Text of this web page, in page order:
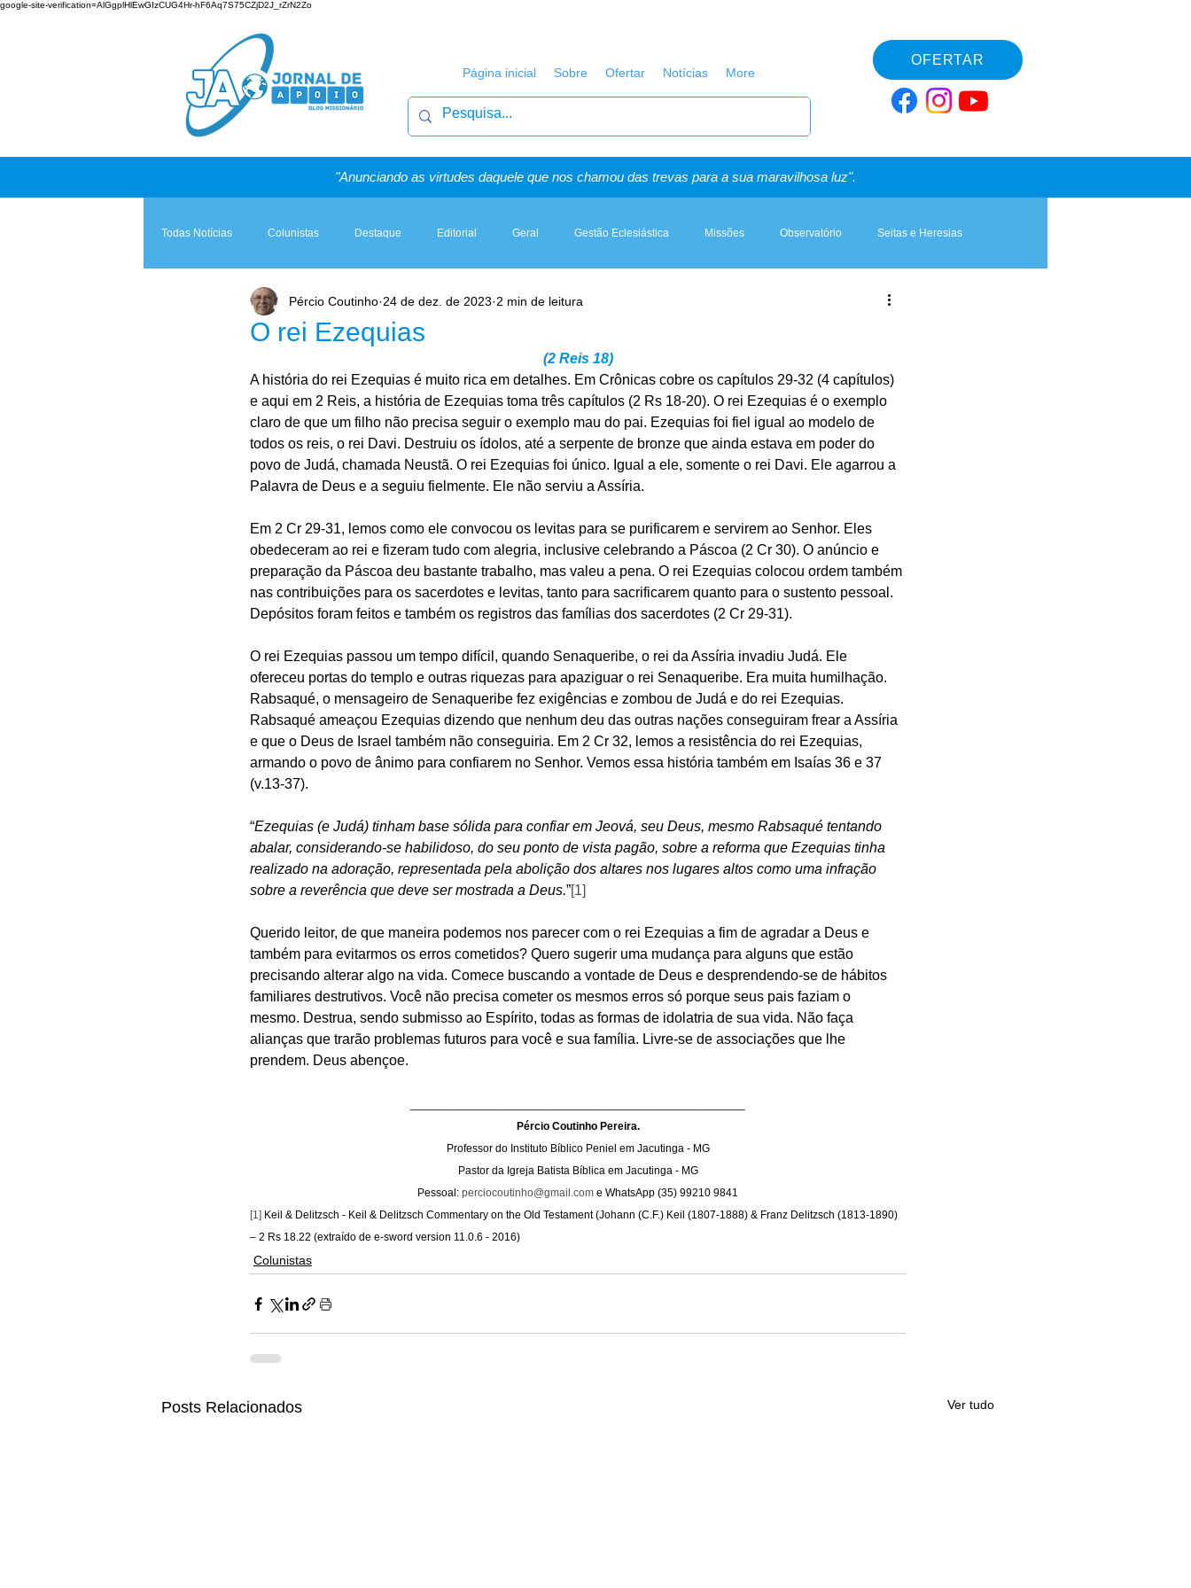
google-site-verification=AlGgplHlEwGIzCUG4Hr-hF6Aq7S75CZjD2J_rZrN2Zo
Página inicial Sobre Ofertar Notícias More
OFERTAR
"Anunciando as virtudes daquele que nos chamou das trevas para a sua maravilhosa luz".
Todas Notícias Colunistas Destaque Editorial Geral Gestão Eclesiástica Missões Observatório Seitas e Heresias
Teologia & Prática A Igreja e a Lei Artigos, Sermões & Esboços
O rei Ezequias
Pércio Coutinho 24 de dez. de 2023 2 min de leitura
(2 Reis 18)
A história do rei Ezequias é muito rica em detalhes. Em Crônicas cobre os capítulos 29-32 (4 capítulos)
e aqui em 2 Reis, a história de Ezequias toma três capítulos (2 Rs 18-20). O rei Ezequias é o exemplo
claro de que um filho não precisa seguir o exemplo mau do pai. Ezequias foi fiel igual ao modelo de
todos os reis, o rei Davi. Destruiu os ídolos, até a serpente de bronze que ainda estava em poder do
povo de Judá, chamada Neustã. O rei Ezequias foi único. Igual a ele, somente o rei Davi. Ele agarrou a
Palavra de Deus e a seguiu fielmente. Ele não serviu a Assíria.
Em 2 Cr 29-31, lemos como ele convocou os levitas para se purificarem e servirem ao Senhor. Eles
obedeceram ao rei e fizeram tudo com alegria, inclusive celebrando a Páscoa (2 Cr 30). O anúncio e
preparação da Páscoa deu bastante trabalho, mas valeu a pena. O rei Ezequias colocou ordem também
nas contribuições para os sacerdotes e levitas, tanto para sacrificarem quanto para o sustento pessoal.
Depósitos foram feitos e também os registros das famílias dos sacerdotes (2 Cr 29-31).
O rei Ezequias passou um tempo difícil, quando Senaqueribe, o rei da Assíria invadiu Judá. Ele
ofereceu portas do templo e outras riquezas para apaziguar o rei Senaqueribe. Era muita humilhação.
Rabsaqué, o mensageiro de Senaqueribe fez exigências e zombou de Judá e do rei Ezequias.
Rabsaqué ameaçou Ezequias dizendo que nenhum deu das outras nações conseguiram frear a Assíria
e que o Deus de Israel também não conseguiria. Em 2 Cr 32, lemos a resistência do rei Ezequias,
armando o povo de ânimo para confiarem no Senhor. Vemos essa história também em Isaías 36 e 37
(v.13-37).
“Ezequias (e Judá) tinham base sólida para confiar em Jeová, seu Deus, mesmo Rabsaqué tentando
abalar, considerando-se habilidoso, do seu ponto de vista pagão, sobre a reforma que Ezequias tinha
realizado na adoração, representada pela abolição dos altares nos lugares altos como uma infração
sobre a reverência que deve ser mostrada a Deus.”[1]
Querido leitor, de que maneira podemos nos parecer com o rei Ezequias a fim de agradar a Deus e
também para evitarmos os erros cometidos? Quero sugerir uma mudança para alguns que estão
precisando alterar algo na vida. Comece buscando a vontade de Deus e desprendendo-se de hábitos
familiares destrutivos. Você não precisa cometer os mesmos erros só porque seus pais faziam o
mesmo. Destrua, sendo submisso ao Espírito, todas as formas de idolatria de sua vida. Não faça
alianças que trarão problemas futuros para você e sua família. Livre-se de associações que lhe
prendem. Deus abençoe.
Pércio Coutinho Pereira.
Professor do Instituto Bíblico Peniel em Jacutinga - MG
Pastor da Igreja Batista Bíblica em Jacutinga - MG
Pessoal: perciocoutinho@gmail.com e WhatsApp (35) 99210 9841
[1] Keil & Delitzsch - Keil & Delitzsch Commentary on the Old Testament (Johann (C.F.) Keil (1807-1888) & Franz Delitzsch (1813-1890)
– 2 Rs 18.22 (extraído de e-sword version 11.0.6 - 2016)
Colunistas
Posts Relacionados Ver tudo